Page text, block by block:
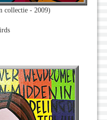
collectie - 2009)